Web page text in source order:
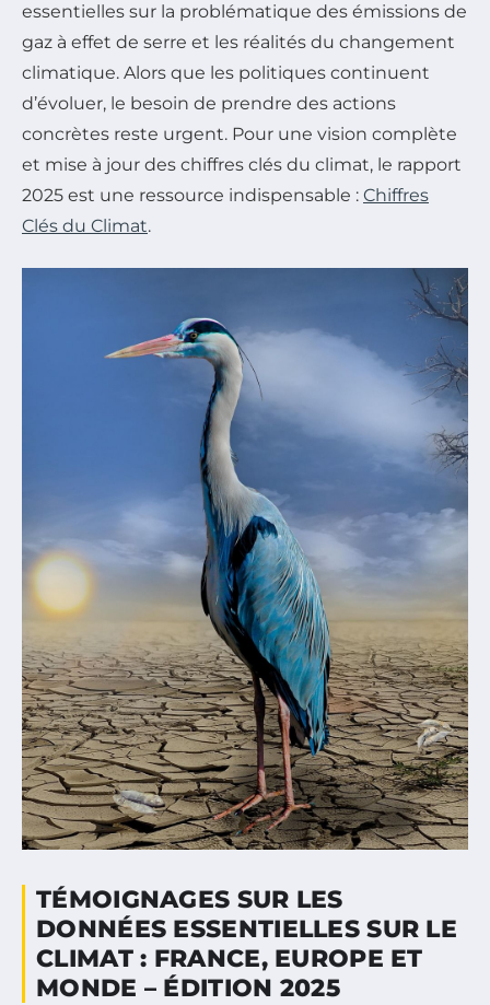
essentielles sur la problématique des émissions de
gaz à effet de serre et les réalités du changement
climatique. Alors que les politiques continuent
d’évoluer, le besoin de prendre des actions
concrètes reste urgent. Pour une vision complète
et mise à jour des chiffres clés du climat, le rapport
2025 est une ressource indispensable : Chiffres
Clés du Climat.
TÉMOIGNAGES SUR LES
DONNÉES ESSENTIELLES SUR LE
CLIMAT : FRANCE, EUROPE ET
MONDE – ÉDITION 2025